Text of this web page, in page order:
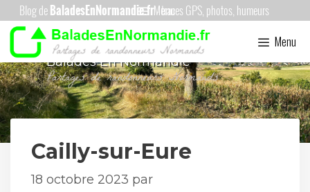
Aller
au
contenu
Menu
Menu
Balades En Normandie
Cailly-sur-Eure
18 octobre 2023 par